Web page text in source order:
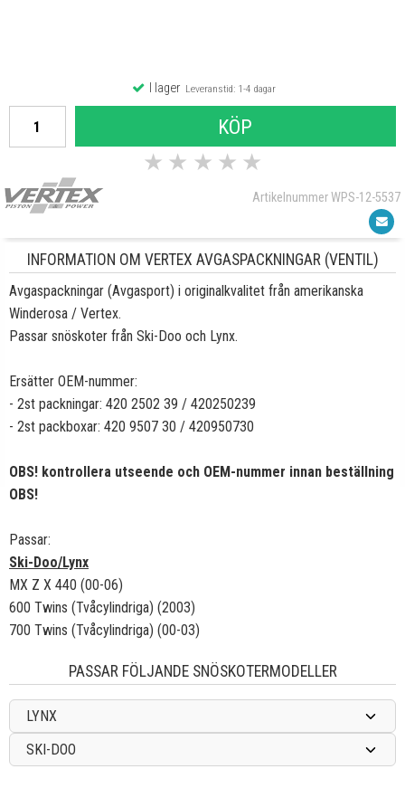
I lagerLeveranstid: 1-4 dagar
KÖP
★ ★ ★ ★ ★
Artikelnummer WPS-12-5537
INFORMATION OM VERTEX AVGASPACKNINGAR (VENTIL)
Avgaspackningar (Avgasport) i originalkvalitet från amerikanska
Winderosa / Vertex.
Passar snöskoter från Ski-Doo och Lynx.
Ersätter OEM-nummer:
- 2st packningar: 420 2502 39 / 420250239
- 2st packboxar: 420 9507 30 / 420950730
OBS! kontrollera utseende och OEM-nummer innan beställning
OBS!
Passar:
Ski-Doo/Lynx
MX Z X 440 (00-06)
600 Twins (Tvåcylindriga) (2003)
700 Twins (Tvåcylindriga) (00-03)
PASSAR FÖLJANDE SNÖSKOTERMODELLER
LYNX
SKI-DOO